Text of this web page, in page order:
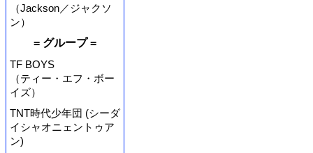
（Jackson／ジャクソ
ン）
= グループ =
TF BOYS
（ティー・エフ・ボー
イズ）
TNT時代少年団 (シーダ
イシャオニェントゥア
ン)